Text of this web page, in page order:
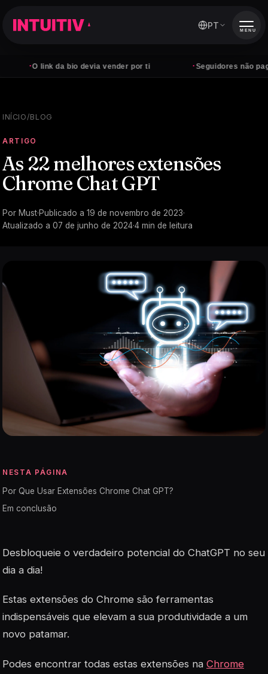
O link da bio devia vender por ti Seguidores não pagam
PT MENU
INÍCIO/BLOG
ARTIGO
As 22 melhores extensões
Chrome Chat GPT
Por Must·Publicado a 19 de novembro de 2023·
Atualizado a 07 de junho de 2024·4 min de leitura
NESTA PÁGINA
Por Que Usar Extensões Chrome Chat GPT?
Em conclusão
Desbloqueie o verdadeiro potencial do ChatGPT no seu
dia a dia!
Estas extensões do Chrome são ferramentas
indispensáveis que elevam a sua produtividade a um
novo patamar.
Podes encontrar todas estas extensões na Chrome